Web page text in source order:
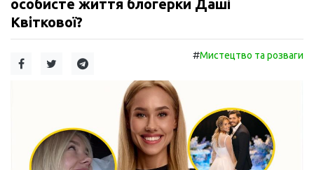
особисте життя блогерки Даші
Квіткової?
#Мистецтво та розваги